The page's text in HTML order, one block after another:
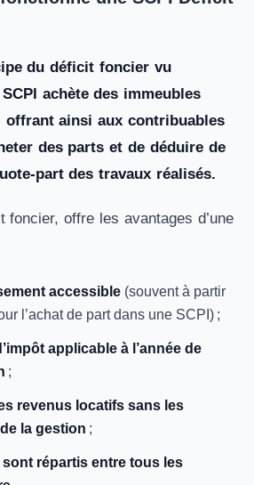
du déficit foncier vu
achète des immeubles
offrant ainsi aux contribuables
des parts et de déduire de
part des travaux réalisés.
foncier, offre les avantages d’une
accessible (souvent à partir
l’achat de part dans une SCPI) ;
applicable à l’année de
;
revenus locatifs sans les
la gestion ;
sont répartis entre tous les